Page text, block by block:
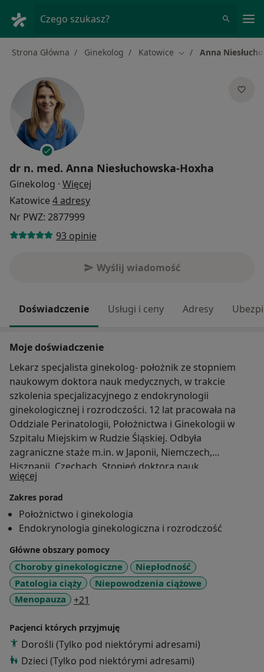
Czego szukasz?
Strona Główna Ginekolog Katowice Zmień miasto
Anna
dr n. med. Anna Niesłuchowska-Hoxha
Ginekolog · Więcej
Katowice 4 adresy
Nr PWZ: 2877999
93 opinie
Wyślij wiadomość
Doświadczenie Usługi i ceny Adresy
Moje doświadczenie
Lekarz specjalista ginekolog- położnik ze stopniem
naukowym doktora nauk medycznych, w trakcie
szkolenia specjalizacyjnego z endokrynologii
ginekologicznej i rozrodczości. 12 lat pracowała na
Oddziale Perinatologii, Położnictwa i Ginekologii w
Szpitalu Miejskim w Rudzie Śląskiej. Odbyła
zagraniczne staże m.in. w Japonii, Niemczech,
Hiszpanii, Czechach. Stopień doktora nauk
medycznych uzyskała z wyróżnieniem pisząc pracę na
temat przedwczesnego pęknięcia błon płodowych.
Doświadczenie zdobyte w szpitalu na oddziale
perinatologii, ginekologii i położnictwa III-go stopnia
referencyjności oraz wieloletnia praca w poradni i
gabinecie gwarantuje jej pacjentkom opiekę na
najwyższym poziomie. Obecnie pracuje w Klinice
Leczenia Niepłodności Invimed w Katowicach oraz
prowadzi Poradnie Leczenia Niepłodności w Szpitalu
Specjalistycznym nr 2 w Bytomiu. Wyróżnia ją wysoka
etyka pracy i zorientowanie na problemy pacjenta.
Zaprasza Pacjentki na konsultacje ginekologiczną.
Zaprasza Pary do wspólnej walki z niepłodnością.
Zaprasza pod swoją opiekę kobiety w ciąży.
więcej
Zakres porad
Położnictwo i ginekologia
Endokrynologia ginekologiczna i rozrodczość
Główne obszary pomocy
Choroby ginekologiczne
Niepłodność
Patologia ciąży
Niepowodzenia ciążowe
Menopauza
+21
Pacjenci których przyjmuję
Dorośli (Tylko pod niektórymi adresami)
Dzieci (Tylko pod niektórymi adresami)